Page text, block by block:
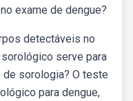
exame de dengue?
detectáveis no
serve para
de sorologia? O teste
para dengue,